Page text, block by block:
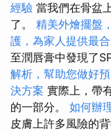
經驗 當我們在骨盆
了。 精美外燴擺盤
護，為家人提供最
至潤唇膏中發現了
解析，幫助您做好
決方案 實際上，帶
的一部分。 如何辦
皮膚上許多風險的